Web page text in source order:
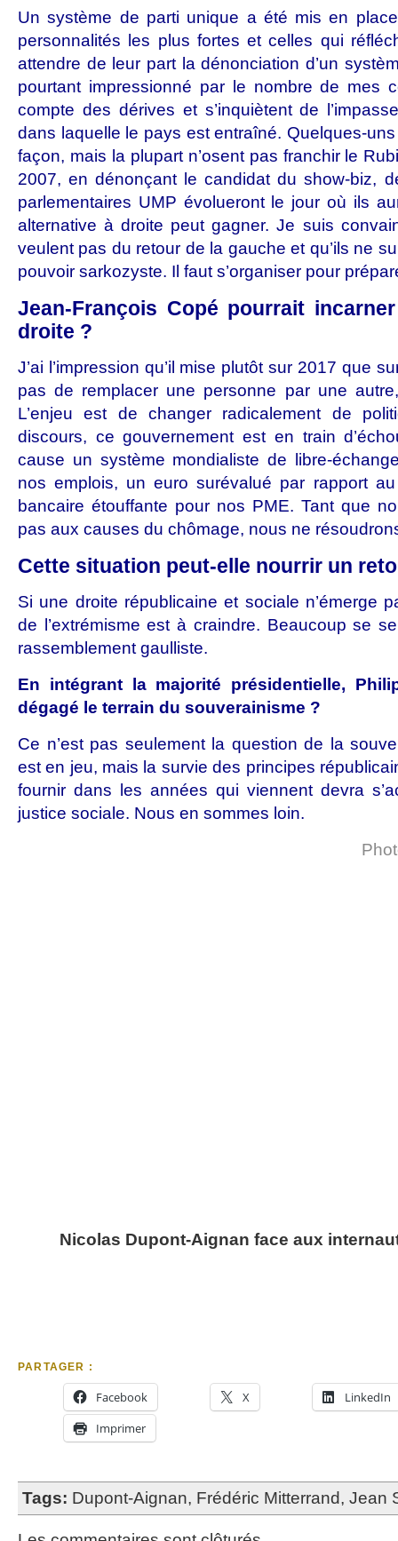
Un système de parti unique a été mis en
personnalités les plus fortes et celles qui
attendre de leur part la dénonciation d’un
pourtant impressionné par le nombre de mes
compte des dérives et s’inquiètent de
dans laquelle le pays est entraîné. Quelques-
façon, mais la plupart n’osent pas franchir le
2007, en dénonçant le candidat du show-biz,
parlementaires UMP évolueront le jour où ils
alternative à droite peut gagner. Je suis
veulent pas du retour de la gauche et qu’ils ne
pouvoir sarkozyste. Il faut s’organiser pour
Jean-François Copé pourrait
droite ?
J’ai l’impression qu’il mise plutôt sur 2017 que
pas de remplacer une personne par une
L’enjeu est de changer radicalement de
discours, ce gouvernement est en train
cause un système mondialiste de libre-
nos emplois, un euro surévalué par rapport
bancaire étouffante pour nos PME. Tant que
pas aux causes du chômage, nous ne
Cette situation peut-elle nourrir un
Si une droite républicaine et sociale n’émerge
de l’extrémisme est à craindre. Beaucoup se
rassemblement gaulliste.
En intégrant la majorité présidentielle,
dégagé le terrain du souverainisme ?
Ce n’est pas seulement la question de la
est en jeu, mais la survie des principes
fournir dans les années qui viennent devra
justice sociale. Nous en sommes loin.
Nicolas Dupont-Aignan face aux
PARTAGER :
Facebook X
LinkedIn
Imprimer
Tags: Dupont-Aignan, Frédéric Mitterrand, Jean